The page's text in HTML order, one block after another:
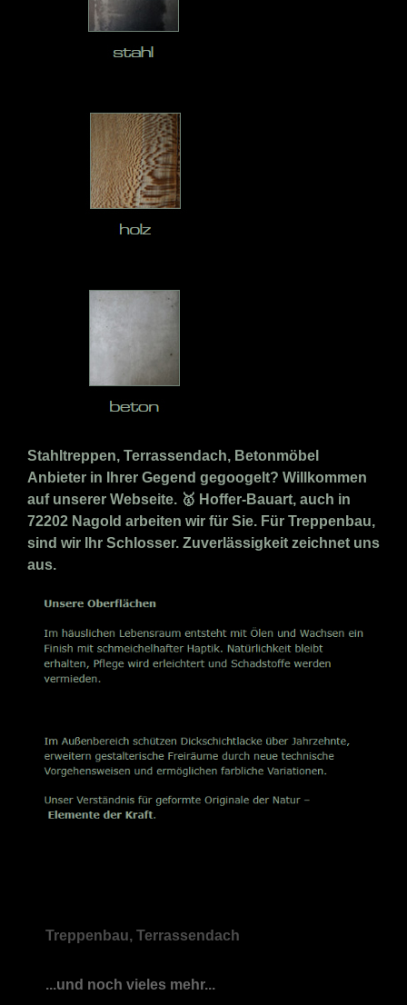
Stahltreppen, Terrassendach, Betonmöbel
Anbieter in Ihrer Gegend gegoogelt? Willkommen
auf unserer Webseite. 🥇 Hoffer-Bauart, auch in
72202 Nagold arbeiten wir für Sie. Für Treppenbau,
sind wir Ihr Schlosser. Zuverlässigkeit zeichnet uns
aus.
Treppenbau, Terrassendach
...und noch vieles mehr...